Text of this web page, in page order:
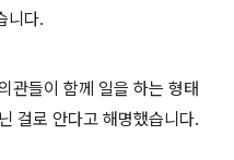
니다.
관들이 함께 일을 하는 형태
걸로 안다고 해명했습니다.